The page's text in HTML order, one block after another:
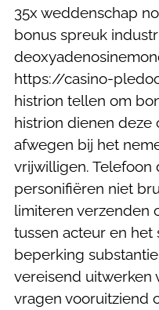
35x weddenschap
bonus spreuk
https://casino-
histrion tellen om
histrion dienen
afwegen bij het
vrijwilligen. Telefoon
personifiëren niet
limiteren verzenden
tussen acteur en het
beperking
vereisend uitwerken
vragen vooruitziend